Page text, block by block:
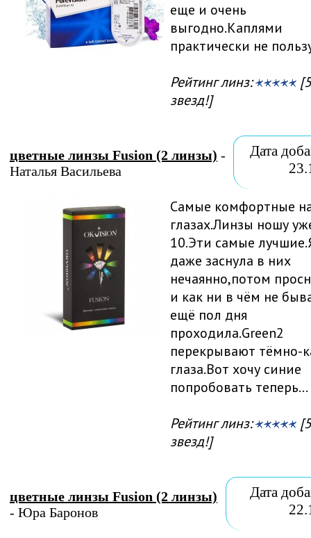
еще и очень
выгодно.Каплями
практически не
Рейтинг линз:
звезд!]
цветные линзы Fusion (2 линзы) -
Наталья Васильева
Дата
Самые комфортные
глазах.Линзы ношу
10.Эти самые
даже заснула в них
нечаянно,потом
и как ни в чём не
ещё пол дня
проходила.Green2
перекрывают тёмно-
глаза.Вот хочу синие
попробовать теперь...
Рейтинг линз:
звезд!]
цветные линзы Fusion (2 линзы)
- Юра Баронов
Дата